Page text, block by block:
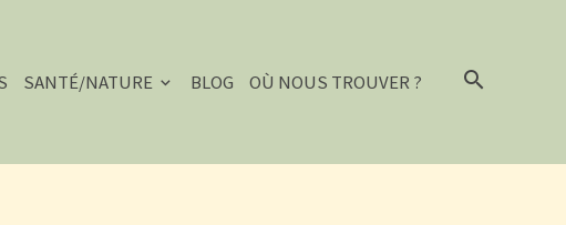
SANTÉ/NATURE BLOG OÙ NOUS TROUVER ?